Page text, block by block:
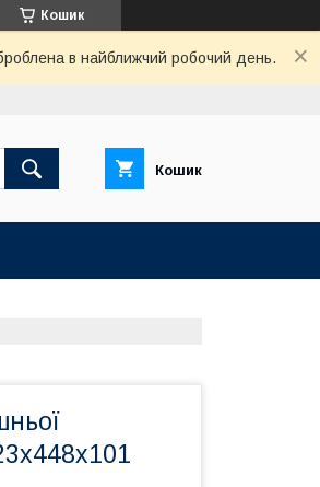
Кошик
в найближчий робочий день.
Кошик